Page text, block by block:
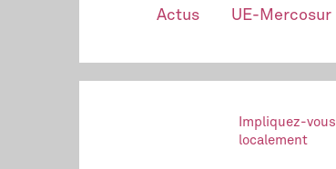
Actus UE-Mercosur
Impliquez-vous
localement